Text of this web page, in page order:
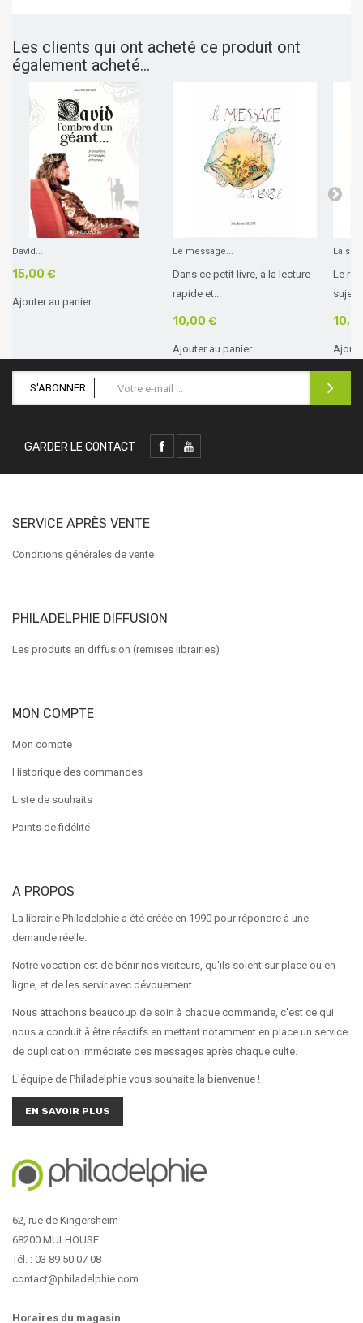
Les clients qui ont acheté ce produit ont
également acheté...
David...
15,00 €
Ajouter au panier
Le message...
Dans ce petit livre, à la lecture
rapide et...
10,00 €
Ajouter au panier
La
Le
sujet
S'ABONNER
GARDER LE CONTACT
SERVICE APRÈS VENTE
Conditions générales de vente
PHILADELPHIE DIFFUSION
Les produits en diffusion (remises librairies)
MON COMPTE
Mon compte
Historique des commandes
Liste de souhaits
Points de fidélité
A PROPOS
La librairie Philadelphie a été créée en 1990 pour répondre à une
demande réelle.
Notre vocation est de bénir nos visiteurs, qu'ils soient sur place ou en
ligne, et de les servir avec dévouement.
Nous attachons beaucoup de soin à chaque commande, c'est ce qui
nous a conduit à être réactifs en mettant notamment en place un service
de duplication immédiate des messages après chaque culte.
L'équipe de Philadelphie vous souhaite la bienvenue !
EN SAVOIR PLUS
62, rue de Kingersheim
68200 MULHOUSE
Tél. : 03 89 50 07 08
contact@philadelphie.com
Horaires du magasin